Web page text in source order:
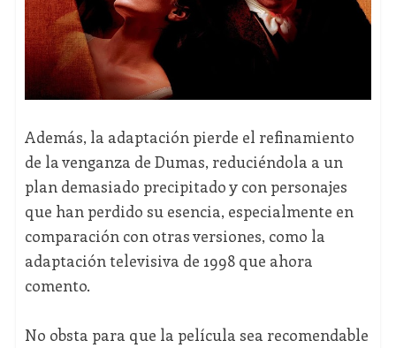
Además, la adaptación pierde el refinamiento
de la venganza de Dumas, reduciéndola a un
plan demasiado precipitado y con personajes
que han perdido su esencia, especialmente en
comparación con otras versiones, como la
adaptación televisiva de 1998 que ahora
comento.
No obsta para que la película sea recomendable